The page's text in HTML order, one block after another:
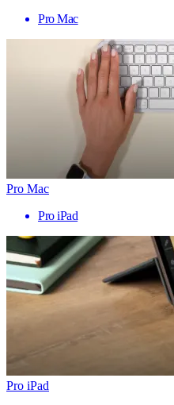
Pro Mac
Pro Mac
Pro iPad
Pro iPad